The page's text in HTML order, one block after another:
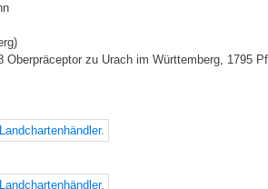
Oberpräceptor zu Urach im Württemberg, 1795